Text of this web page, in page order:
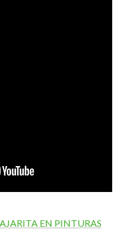
EN PINTURAS